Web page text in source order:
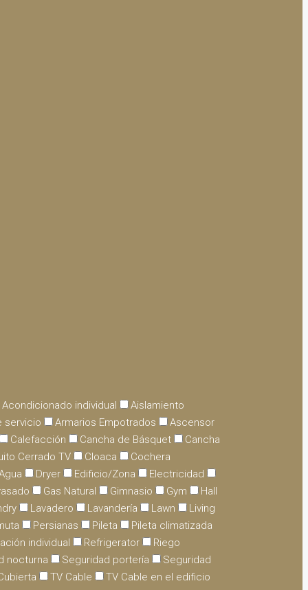
Acondicionado individual
Aislamiento
servicio
Armarios Empotrados
Ascensor
Calefacción
Cancha de Básquet
Cancha
Cerrado TV
Cloaca
Cochera
Dryer Edificio/Zona
Electricidad
Gas Natural Gimnasio Gym
Hall
Lavadero Lavandería Lawn
Living
Persianas Pileta
Pileta climatizada
individual
Refrigerator
Riego
nocturna
Seguridad portería
Seguridad
TV Cable
TV Cable en el edificio